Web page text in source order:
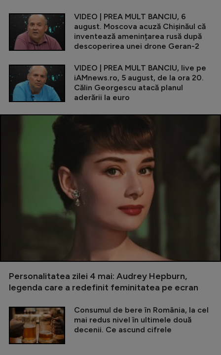
VIDEO | PREA MULT BANCIU, 6
august. Moscova acuză Chișinăul că
inventează amenințarea rusă după
descoperirea unei drone Geran-2
VIDEO | PREA MULT BANCIU, live pe
iAMnews.ro, 5 august, de la ora 20.
Călin Georgescu atacă planul
aderării la euro
Personalitatea zilei 4 mai: Audrey Hepburn,
legenda care a redefinit feminitatea pe ecran
Consumul de bere în România, la cel
mai redus nivel în ultimele două
decenii. Ce ascund cifrele